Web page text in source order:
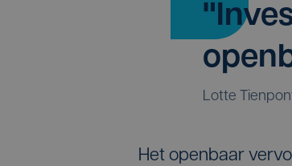
Lotte
Het openbaar